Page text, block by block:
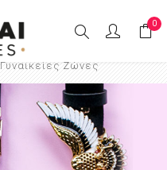
0
Γυναικείες Ζώνες